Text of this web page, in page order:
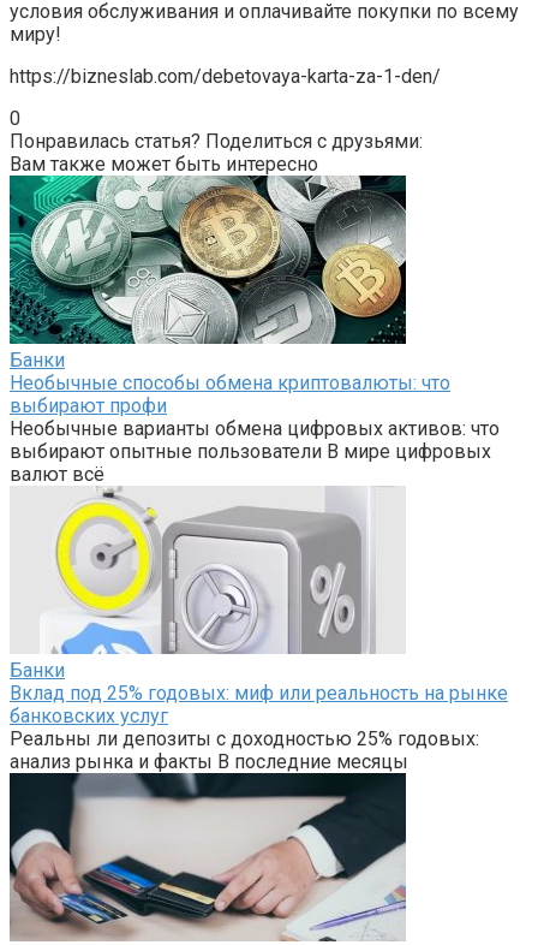
условия обслуживания и оплачивайте покупки по всему
миру!
https://bizneslab.com/debetovaya-karta-za-1-den/
0
Понравилась статья? Поделиться с друзьями:
Вам также может быть интересно
Банки
Необычные способы обмена криптовалюты: что
выбирают профи
Необычные варианты обмена цифровых активов: что
выбирают опытные пользователи В мире цифровых
валют всё
Банки
Вклад под 25% годовых: миф или реальность на рынке
банковских услуг
Реальны ли депозиты с доходностью 25% годовых:
анализ рынка и факты В последние месяцы